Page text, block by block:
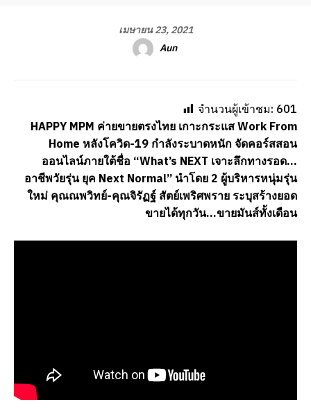
เมษายน 23, 2021
Aun
จำนวนผู้เข้าชม: 601
HAPPY MPM ค่ายขายตรงไทย เกาะกระแส Work From
Home หลังโควิด-19 กำลังระบาดหนัก จัดคอร์สสอน
ออนไลน์ภายใต้ชื่อ “What’s NEXT เจาะลึกทางรอด…
อาชีพวัยรุ่น ยุค Next Normal” นำโดย 2 ผู้บริหารหนุ่มรุ่น
ใหม่ คุณณพวิทย์-คุณจิรัฏฐ์ สัตย์เพริศพราย ระบุสร้างยอด
ขายได้ทุกวัน…ขายมันส์ทั้งเดือน